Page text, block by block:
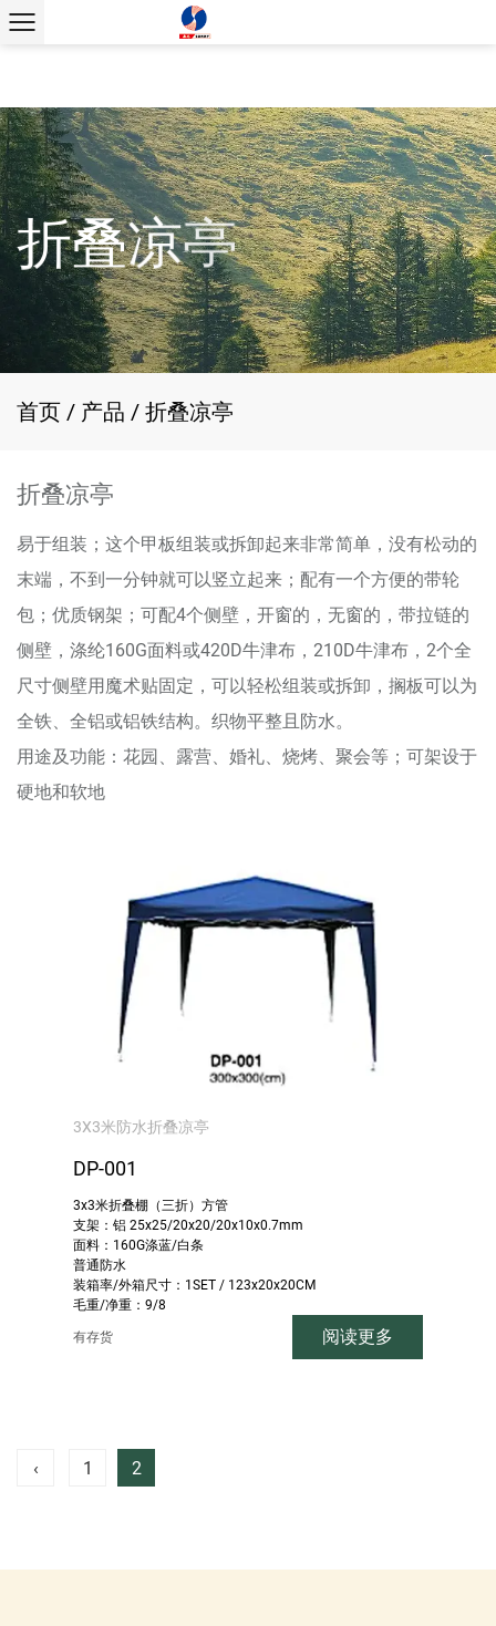
首页 / 产品 / 折叠凉亭
折叠凉亭
易于组装；这个甲板组装或拆卸起来非常简单，没有松动的
末端，不到一分钟就可以竖立起来；配有一个方便的带轮
包；优质钢架；可配4个侧壁，开窗的，无窗的，带拉链的
侧壁，涤纶160G面料或420D牛津布，210D牛津布，2个全
尺寸侧壁用魔术贴固定，可以轻松组装或拆卸，搁板可以为
全铁、全铝或铝铁结构。织物平整且防水。
用途及功能：花园、露营、婚礼、烧烤、聚会等；可架设于
硬地和软地
3X3米防水折叠凉亭
DP-001
3x3米折叠棚（三折）方管
支架：铝 25x25/20x20/20x10x0.7mm
面料：160G涤蓝/白条
普通防水
装箱率/外箱尺寸：1SET / 123x20x20CM
毛重/净重：9/8
有存货 阅读更多
‹ 1 2